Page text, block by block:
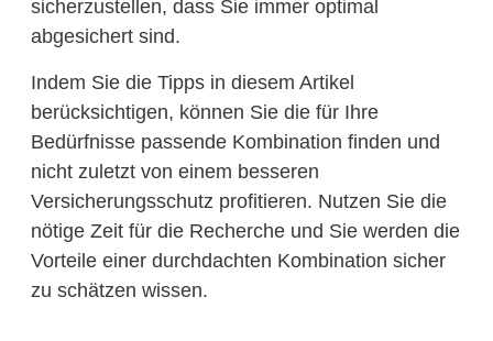
sicherzustellen, dass Sie immer optimal
abgesichert sind.
Indem Sie die Tipps in diesem Artikel
berücksichtigen, können Sie die für Ihre
Bedürfnisse passende Kombination finden und
nicht zuletzt von einem besseren
Versicherungsschutz profitieren. Nutzen Sie die
nötige Zeit für die Recherche und Sie werden die
Vorteile einer durchdachten Kombination sicher
zu schätzen wissen.